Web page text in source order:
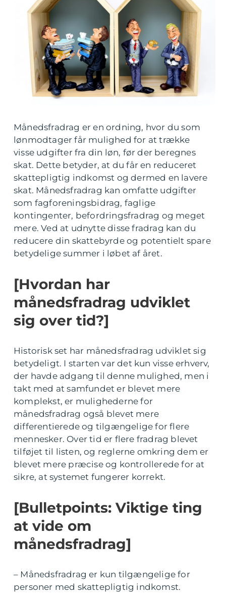
Månedsfradrag er en ordning, hvor du som
lønmodtager får mulighed for at trække
visse udgifter fra din løn, før der beregnes
skat. Dette betyder, at du får en reduceret
skattepligtig indkomst og dermed en lavere
skat. Månedsfradrag kan omfatte udgifter
som fagforeningsbidrag, faglige
kontingenter, befordringsfradrag og meget
mere. Ved at udnytte disse fradrag kan du
reducere din skattebyrde og potentielt spare
betydelige summer i løbet af året.
[Hvordan har
månedsfradrag udviklet
sig over tid?]
Historisk set har månedsfradrag udviklet sig
betydeligt. I starten var det kun visse erhverv,
der havde adgang til denne mulighed, men i
takt med at samfundet er blevet mere
komplekst, er mulighederne for
månedsfradrag også blevet mere
differentierede og tilgængelige for flere
mennesker. Over tid er flere fradrag blevet
tilføjet til listen, og reglerne omkring dem er
blevet mere præcise og kontrollerede for at
sikre, at systemet fungerer korrekt.
[Bulletpoints: Viktige ting
at vide om
månedsfradrag]
– Månedsfradrag er kun tilgængelige for
personer med skattepligtig indkomst.